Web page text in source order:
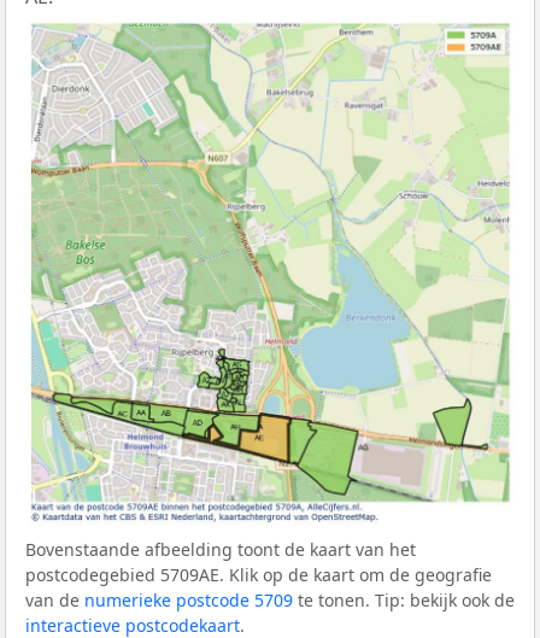
Bovenstaande afbeelding toont de kaart van het
postcodegebied 5709AE. Klik op de kaart om de geografie
van de numerieke postcode 5709 te tonen. Tip: bekijk ook de
interactieve postcodekaart.